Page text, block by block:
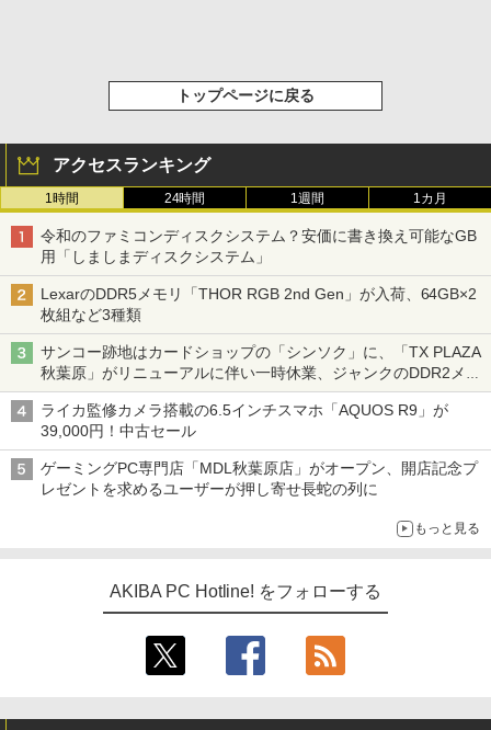
トップページに戻る
アクセスランキング
1時間 24時間 1週間 1カ月
令和のファミコンディスクシステム？安価に書き換え可能なGB
用「しましまディスクシステム」
LexarのDDR5メモリ「THOR RGB 2nd Gen」が入荷、64GB×2
枚組など3種類
サンコー跡地はカードショップの「シンソク」に、「TX PLAZA
秋葉原」がリニューアルに伴い一時休業、ジャンクのDDR2メモ
リが100円で販売など～ 最近の秋葉原 ～
ライカ監修カメラ搭載の6.5インチスマホ「AQUOS R9」が
39,000円！中古セール
ゲーミングPC専門店「MDL秋葉原店」がオープン、開店記念プ
レゼントを求めるユーザーが押し寄せ長蛇の列に
もっと見る
AKIBA PC Hotline! をフォローする